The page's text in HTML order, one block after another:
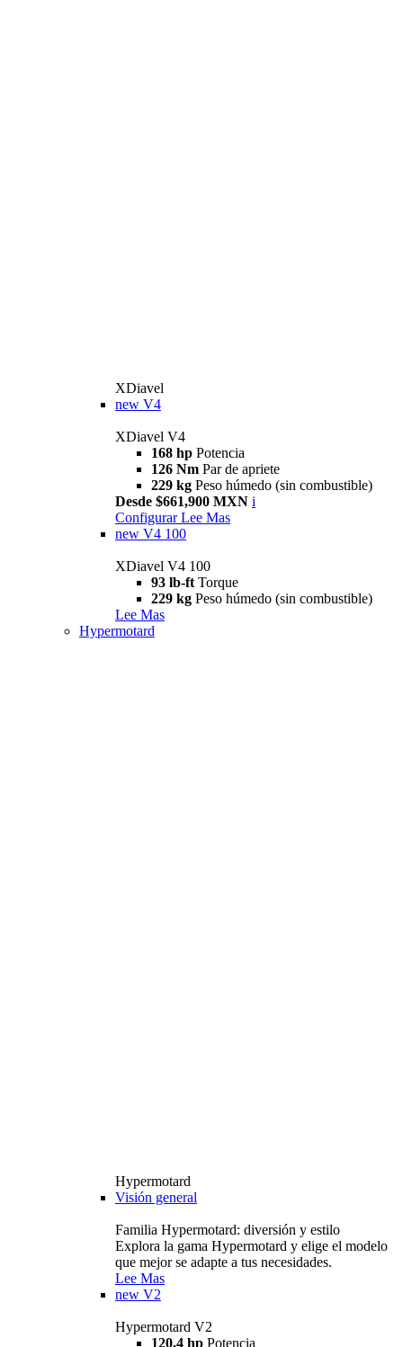
XDiavel
new V4
XDiavel V4
168 hp Potencia
126 Nm Par de apriete
229 kg Peso húmedo (sin combustible)
Desde $661,900 MXN i
Configurar Lee Mas
new V4 100
XDiavel V4 100
93 lb-ft Torque
229 kg Peso húmedo (sin combustible)
Lee Mas
Hypermotard
Hypermotard
Visión general
Familia Hypermotard: diversión y estilo
Explora la gama Hypermotard y elige el modelo
que mejor se adapte a tus necesidades.
Lee Mas
new V2
Hypermotard V2
120,4 hp Potencia